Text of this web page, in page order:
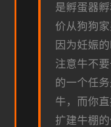
是孵蛋器
价从狗狗
因为妊娠
注意牛不
的一个任
牛，而你
扩建牛棚